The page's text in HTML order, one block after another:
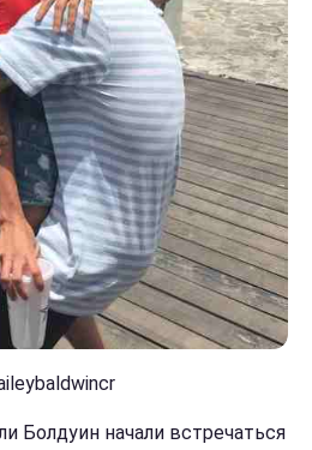
Болдуин начали встречаться